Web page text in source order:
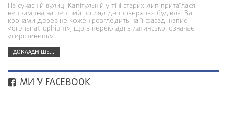
На сучасній вулиці Капітульній у тіні старих лип притаїлася
непримітна на перший погляд двоповерхова будівля. За
кронами дерев не кожен розгледить на її фасаді напис
«orphanatrophium», що в перекладі з латинської означає
«сиротинець».…
ДОКЛАДНІШЕ...
МИ У FACEBOOK